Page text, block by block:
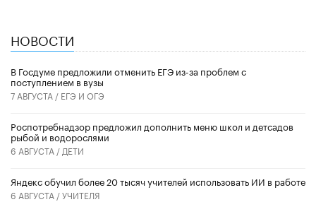
НОВОСТИ
В Госдуме предложили отменить ЕГЭ из-за проблем с
поступлением в вузы
7 АВГУСТА / ЕГЭ И ОГЭ
Роспотребнадзор предложил дополнить меню школ и детсадов
рыбой и водорослями
6 АВГУСТА / ДЕТИ
​Яндекс обучил более 20 тысяч учителей использовать ИИ в работе
6 АВГУСТА /УЧИТЕЛЯ